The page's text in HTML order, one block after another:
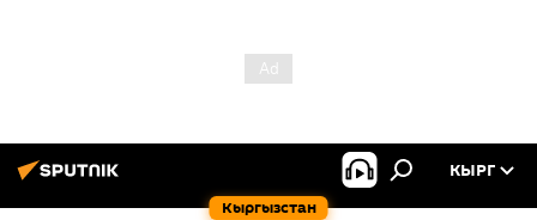
Кыргызстан
КЫРГ